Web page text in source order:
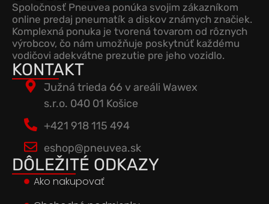
Spoločnosť Pneuvea ponúka svojim zákazníkom
online predaj pneumatík a diskov známych značiek.
Komplexná ponuka je tvorená tovarom od rôznych
výrobcov, čo nám umožňuje poskytnúť každému
vodičovi adekvátne prezutie pre jeho vozidlo.
KONTAKT
Južná trieda 66 v areáli Wawex
s.r.o. 040 01 Košice
+421 918 115 494
eshop@pneuvea.sk
DÔLEŽITÉ ODKAZY
Ako nakupovať